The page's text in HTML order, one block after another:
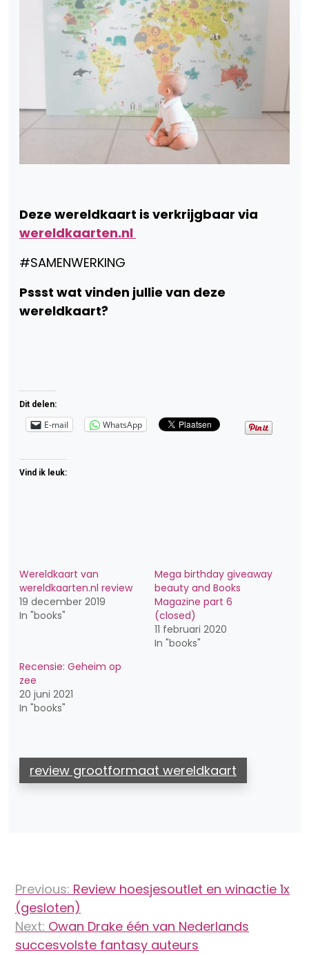
Deze wereldkaart is verkrijgbaar via
wereldkaarten.nl
#SAMENWERKING
Pssst wat vinden jullie van deze
wereldkaart?
Dit delen:
E-mail WhatsApp
Vind ik leuk:
Wereldkaart van
wereldkaarten.nl review
19 december 2019
In "books"
Mega birthday giveaway
beauty and Books
Magazine part 6
(closed)
11 februari 2020
In "books"
Recensie: Geheim op
zee
20 juni 2021
In "books"
review grootformaat wereldkaart
navigatie
Previous: Review hoesjesoutlet en winactie 1x
(gesloten)
Next: Owan Drake één van Nederlands
succesvolste fantasy auteurs